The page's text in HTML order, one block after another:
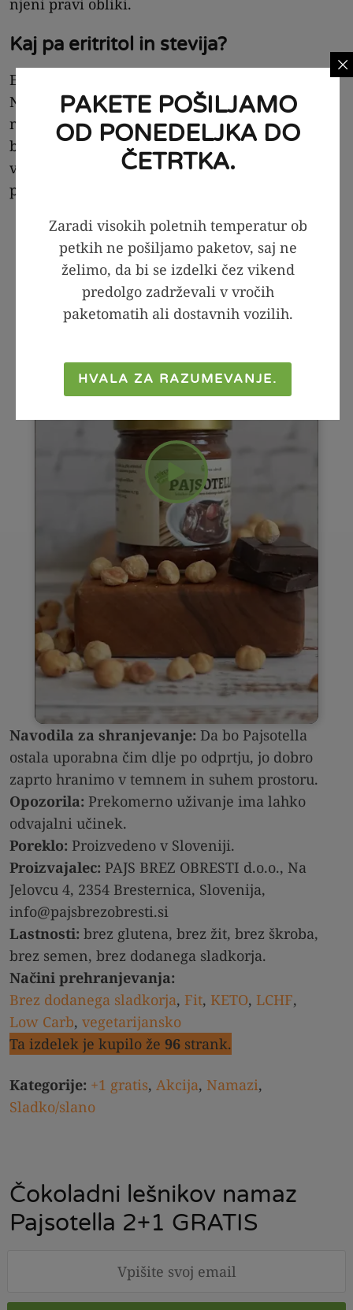
njeni pravi obliki.
Kaj pa eritritol in stevija?
Eritritol je čisto poseben nadomestek sladkorja.
Naravno je prisoten v nekaterih vrstah sadja,
npr. grozdju in hruškah. Je povsem brez kalorij,
brez glikemičnega indeksa (GI = 0) in nima
vpliva na nivo krvnega sladkorja. Kljub temu pa
poskrbi za sladek občutek na brbončicah!
Navodila za shranjevanje: Da bo Pajsotella
ostala uporabna čim dlje po odprtju, jo dobro
zaprto hranimo v temnem in suhem prostoru.
Opozorila: Prekomerno uživanje ima lahko
odvajalni učinek.
Poreklo: Proizvedeno v Sloveniji.
Proizvajalec: PAJS BREZ OBRESTI d.o.o., Na
Jelovcu 4, 2354 Bresternica, Slovenija,
info@pajsbrezobresti.si
Lastnosti: brez glutena, brez žit, brez škroba,
brez semen, brez dodanega sladkorja.
Načini prehranjevanja:
Brez dodanega sladkorja, Fit, KETO, LCHF,
Low Carb, vegetarijansko
Ta izdelek je kupilo že 96 strank.
Kategorije: +1 gratis, Akcija, Namazi,
Sladko/slano
Čokoladni lešnikov namaz
Pajsotella 2+1 GRATIS
PAKETE POŠILJAMO
OD PONEDELJKA DO
ČETRTKA.
Zaradi visokih poletnih temperatur ob
petkih ne pošiljamo paketov, saj ne
želimo, da bi se izdelki čez vikend
predolgo zadrževali v vročih
paketomatih ali dostavnih vozilih.
HVALA ZA RAZUMEVANJE.